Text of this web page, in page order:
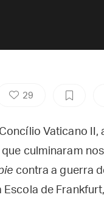
29
Vaticano II,
culminaram
contra a guerra
Escola de